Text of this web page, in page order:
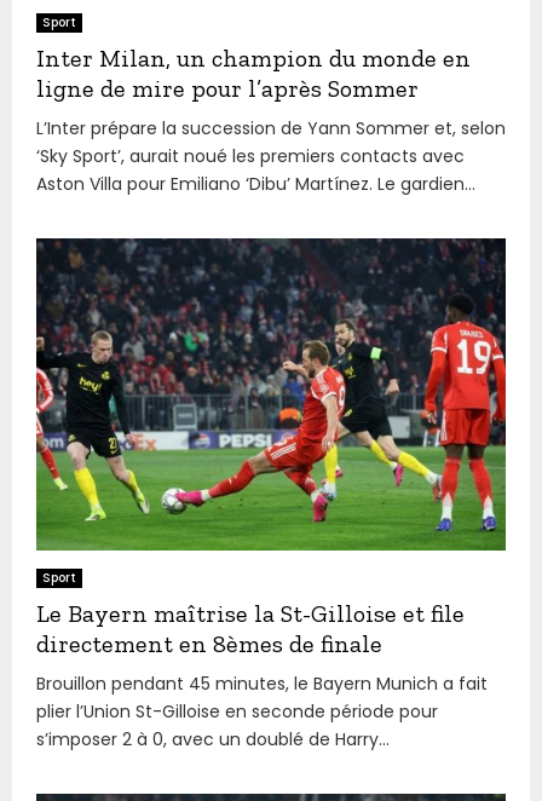
Sport
Inter Milan, un champion du monde en
ligne de mire pour l’après Sommer
L’Inter prépare la succession de Yann Sommer et, selon
‘Sky Sport’, aurait noué les premiers contacts avec
Aston Villa pour Emiliano ‘Dibu’ Martínez. Le gardien...
Sport
Le Bayern maîtrise la St-Gilloise et file
directement en 8èmes de finale
Brouillon pendant 45 minutes, le Bayern Munich a fait
plier l’Union St-Gilloise en seconde période pour
s’imposer 2 à 0, avec un doublé de Harry...